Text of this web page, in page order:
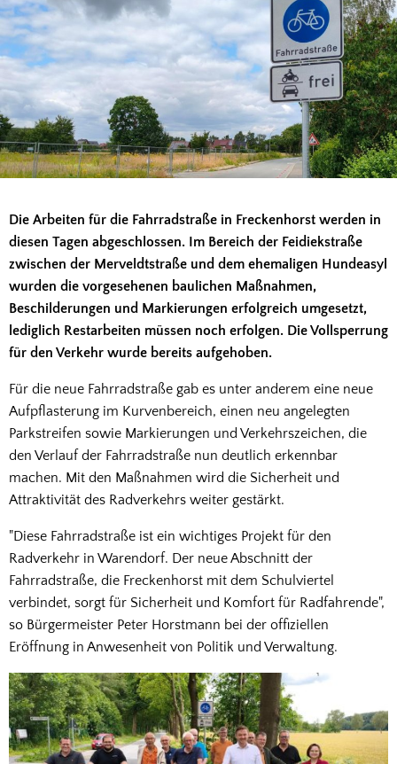
Die Arbeiten für die Fahrradstraße in Freckenhorst werden in
diesen Tagen abgeschlossen. Im Bereich der Feidiekstraße
zwischen der Merveldtstraße und dem ehemaligen Hundeasyl
wurden die vorgesehenen baulichen Maßnahmen,
Beschilderungen und Markierungen erfolgreich umgesetzt,
lediglich Restarbeiten müssen noch erfolgen. Die Vollsperrung
für den Verkehr wurde bereits aufgehoben.
Für die neue Fahrradstraße gab es unter anderem eine neue
Aufpflasterung im Kurvenbereich, einen neu angelegten
Parkstreifen sowie Markierungen und Verkehrszeichen, die
den Verlauf der Fahrradstraße nun deutlich erkennbar
machen. Mit den Maßnahmen wird die Sicherheit und
Attraktivität des Radverkehrs weiter gestärkt.
"Diese Fahrradstraße ist ein wichtiges Projekt für den
Radverkehr in Warendorf. Der neue Abschnitt der
Fahrradstraße, die Freckenhorst mit dem Schulviertel
verbindet, sorgt für Sicherheit und Komfort für Radfahrende",
so Bürgermeister Peter Horstmann bei der offiziellen
Eröffnung in Anwesenheit von Politik und Verwaltung.